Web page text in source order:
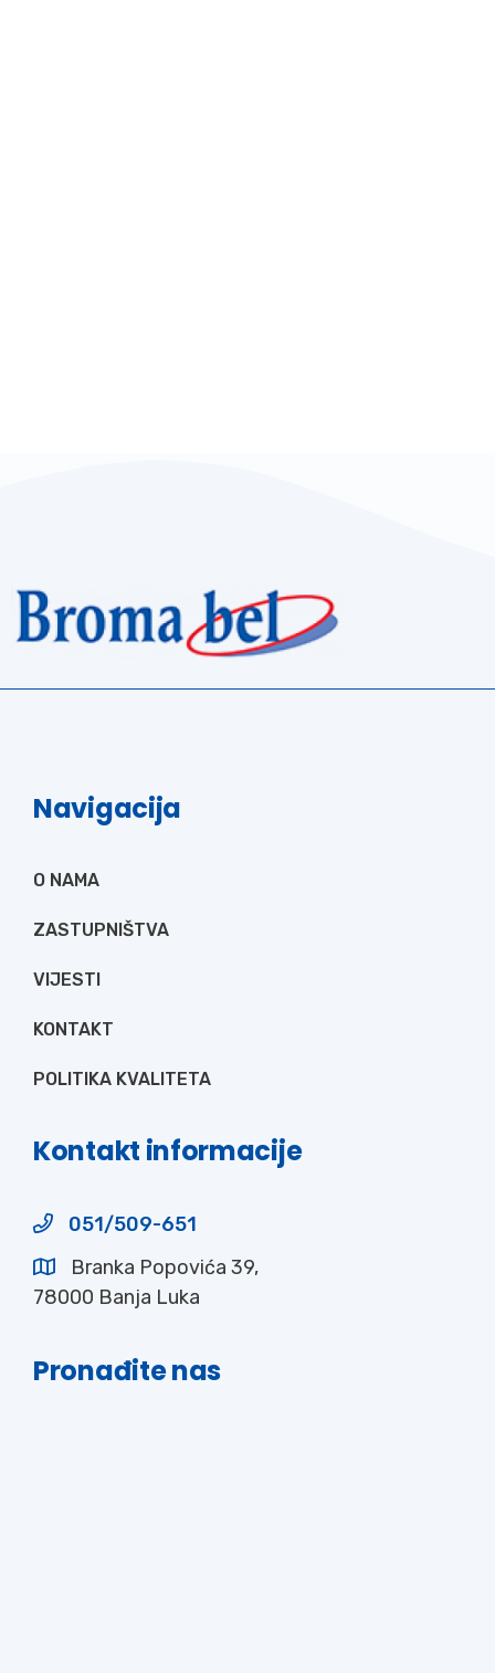
Navigacija
O NAMA
ZASTUPNIŠTVA
VIJESTI
KONTAKT
POLITIKA KVALITETA
Kontakt informacije
051/509-651
Branka Popovića 39,
78000 Banja Luka
Pronađite nas